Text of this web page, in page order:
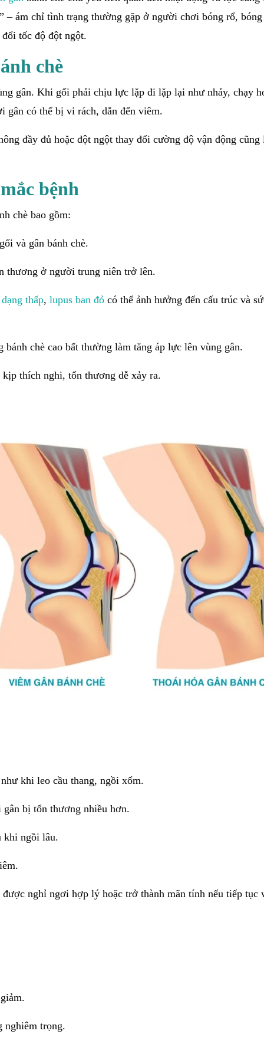
– ám chỉ tình trạng thường gặp ở người chơi bóng rổ,
tốc độ đột ngột.
chè
gân. Khi gối phải chịu lực lặp đi lặp lại như nhảy, chạy
gân có thể bị vi rách, dẫn đến viêm.
đầy đủ hoặc đột ngột thay đổi cường độ vận động cũng
bệnh
chè bao gồm:
và gân bánh chè.
thương ở người trung niên trở lên.
thấp, lupus ban đỏ có thể ảnh hưởng đến cấu trúc và
chè cao bất thường làm tăng áp lực lên vùng gân.
thích nghi, tổn thương dễ xảy ra.
khi leo cầu thang, ngồi xổm.
gân bị tổn thương nhiều hơn.
khi ngồi lâu.
nghỉ ngơi hợp lý hoặc trở thành mãn tính nếu tiếp tục
nghiêm trọng.